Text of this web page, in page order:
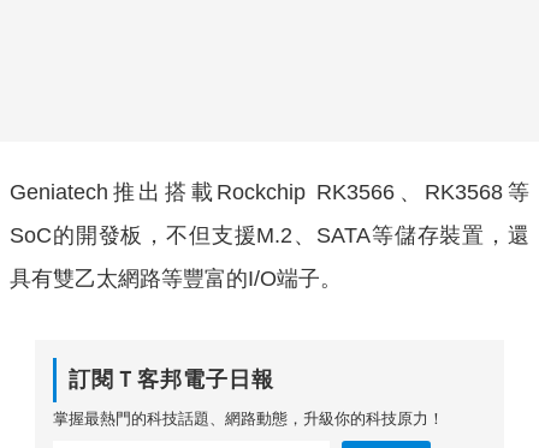
Geniatech推出搭載Rockchip RK3566、RK3568等
SoC的開發板，不但支援M.2、SATA等儲存裝置，還
具有雙乙太網路等豐富的I/O端子。
訂閱Ｔ客邦電子日報
掌握最熱門的科技話題、網路動態，升級你的科技原力！